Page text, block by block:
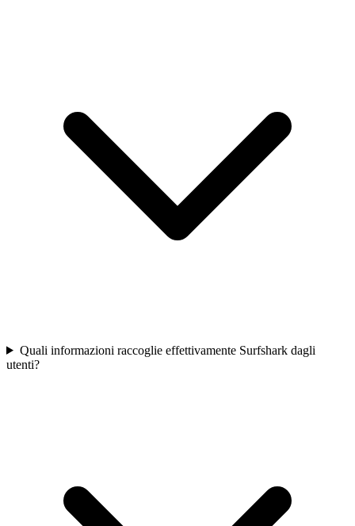
Quali informazioni raccoglie effettivamente Surfshark dagli
utenti?